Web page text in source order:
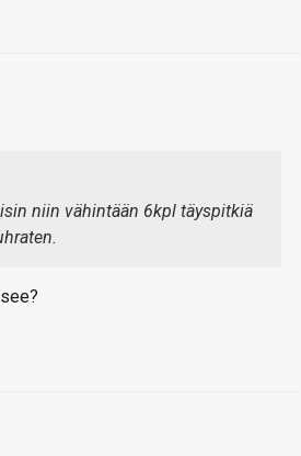
niin vähintään 6kpl täyspitkiä